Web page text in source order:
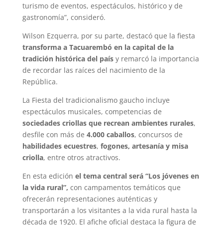
turismo de eventos, espectáculos, histórico y de
gastronomía”, consideró.
Wilson Ezquerra, por su parte, destacó que la fiesta
transforma a Tacuarembó en la capital de la
tradición histórica del paísy remarcó la importancia
de recordar las raíces del nacimiento de la
República.
La Fiesta del tradicionalismo gaucho incluye
espectáculos musicales, competencias de
sociedades criollas que recrean ambientes rurales,
desfile con más de 4.000 caballos, concursos de
habilidades ecuestres, fogones, artesanía y misa
criolla, entre otros atractivos.
En esta edición el tema central será “Los jóvenes en
la vida rural”, con campamentos temáticos que
ofrecerán representaciones auténticas y
transportarán a los visitantes a la vida rural hasta la
década de 1920. El afiche oficial destaca la figura de